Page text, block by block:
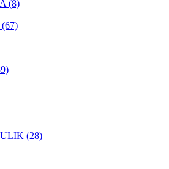
(8)
(67)
(28)